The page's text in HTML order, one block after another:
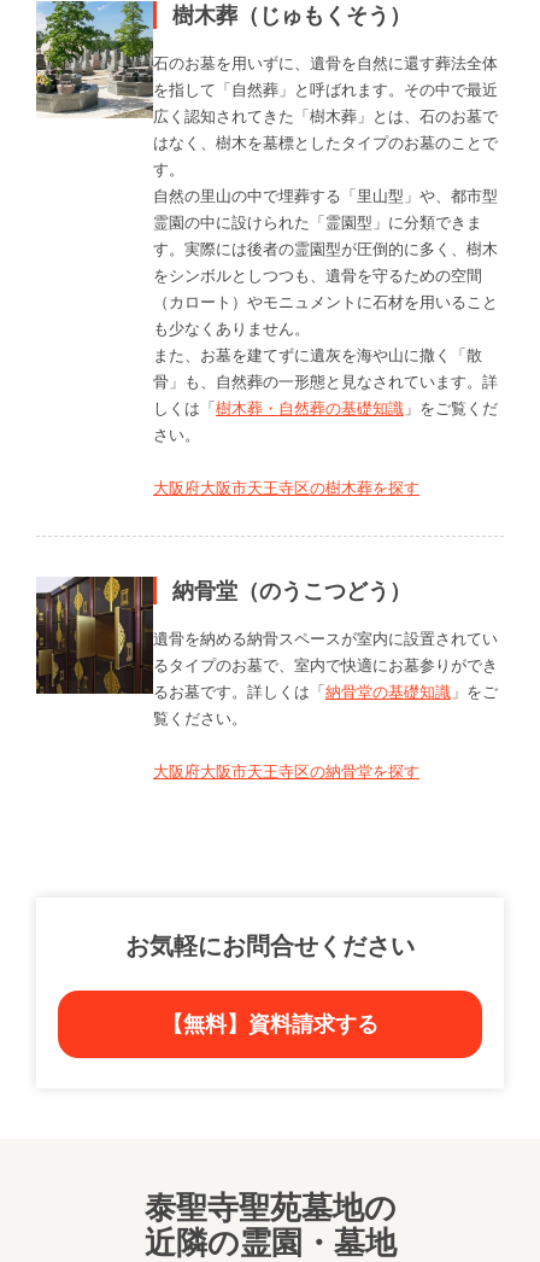
樹木葬（じゅもくそう）
石のお墓を用いずに、遺骨を自然に還す葬法全体
を指して「自然葬」と呼ばれます。その中で最近
広く認知されてきた「樹木葬」とは、石のお墓で
はなく、樹木を墓標としたタイプのお墓のことで
す。
自然の里山の中で埋葬する「里山型」や、都市型
霊園の中に設けられた「霊園型」に分類できま
す。実際には後者の霊園型が圧倒的に多く、樹木
をシンボルとしつつも、遺骨を守るための空間
（カロート）やモニュメントに石材を用いること
も少なくありません。
また、お墓を建てずに遺灰を海や山に撒く「散
骨」も、自然葬の一形態と見なされています。詳
しくは「樹木葬・自然葬の基礎知識 」をご覧くだ
さい。
大阪府大阪市天王寺区の樹木葬を探す
納骨堂（のうこつどう）
遺骨を納める納骨スペースが室内に設置されてい
るタイプのお墓で、室内で快適にお墓参りができ
るお墓です。詳しくは「納骨堂の基礎知識 」をご
覧ください。
大阪府大阪市天王寺区の納骨堂を探す
お気軽にお問合せください
【無料】資料請求する
泰聖寺聖苑墓地の
近隣の霊園・墓地